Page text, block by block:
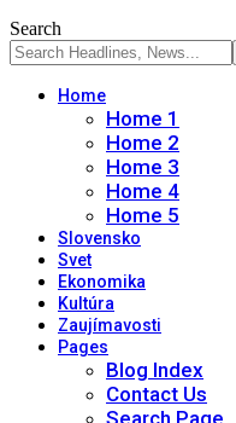
Search
Home
Home 1
Home 2
Home 3
Home 4
Home 5
Slovensko
Svet
Ekonomika
Kultúra
Zaujímavosti
Pages
Blog Index
Contact Us